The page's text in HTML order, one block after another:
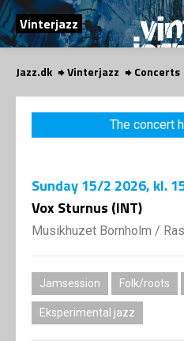
Vinterjazz
Jazz.dk Vinterjazz Concerts
The concert
Sunday15/2 2026, kl.
Vox Sturnus (INT)
Musikhuzet Bornholm /
Jamsession Folk/roots
Eksperimental jazz